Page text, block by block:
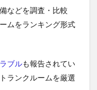
などを調査・比較
ムをランキング形式
ブルも報告されてい
ランクルームを厳選